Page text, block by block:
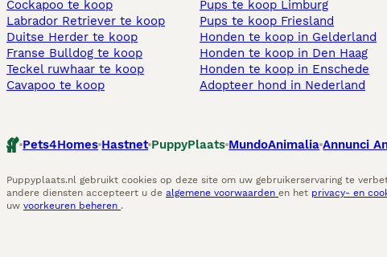
Cockapoo te koop
Labrador Retriever te koop
Duitse Herder te koop
Franse Bulldog te koop
Teckel ruwhaar te koop
Cavapoo te koop
Pups te koop Limburg​
Pups te koop Friesland​
Honden te koop in Gelderland
Honden te koop in Den Haag
Honden te koop in Enschede
Adopteer hond in Nederland
Pets4Homes Hastnet PuppyPlaats MundoAnimalia Annunci
Puppyplaats.nl gebruikt cookies op deze site om uw gebruikerservaring te
andere diensten accepteert u de algemene voorwaarden en het privacy- en
uw voorkeuren beheren .